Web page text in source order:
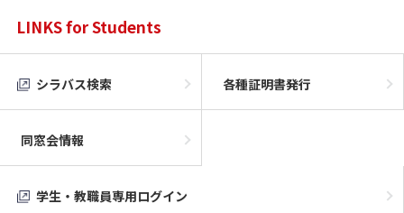
LINKS for Students
シラバス検索 各種証明書発行
同窓会情報
学生・教職員専用ログイン